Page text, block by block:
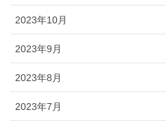
2023年10月
2023年9月
2023年8月
2023年7月